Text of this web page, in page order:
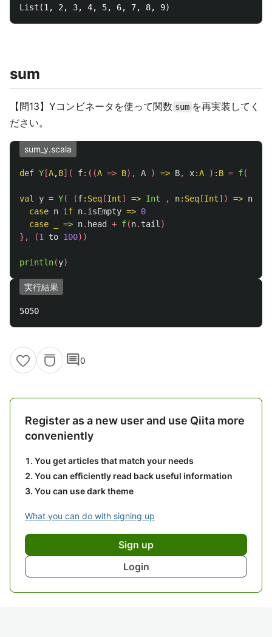
sum
【問13】Yコンビネータを使って関数 sum を再実装してく
ださい。
sum_y.scala
def Y [A,B]( f: ((A => B), A ) => B, x:A ) : B = f(
val y = Y( (f: Seq [Int] => Int , n: Seq [Int]) => n
case n if n. isEmpty => 0
case
=> n. head + f(n. tail )
},
(1 to 100))
println(y)
実行結果
comment0
Register as a new user and use Qiita more
conveniently
You get articles that match your needs
You can efficiently read back useful information
You can use dark theme
What you can do with signing up
Sign up
Login